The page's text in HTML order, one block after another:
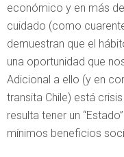
económico y en más
cuidado (como
demuestran que el
una oportunidad que
Adicional a ello (y en
transita Chile) está
resulta tener un
mínimos beneficios